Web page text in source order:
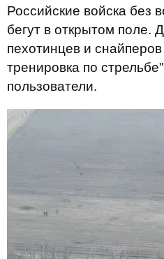
Российские войска без
бегут в открытом поле.
пехотинцев и снайперов
тренировка по
пользователи.